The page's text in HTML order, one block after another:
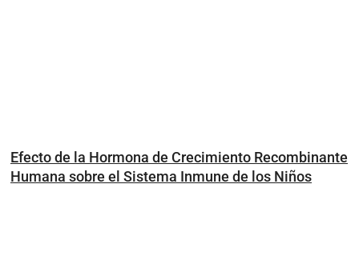
Efecto de la Hormona de Crecimiento Recombinante
Humana sobre el Sistema Inmune de los Niños